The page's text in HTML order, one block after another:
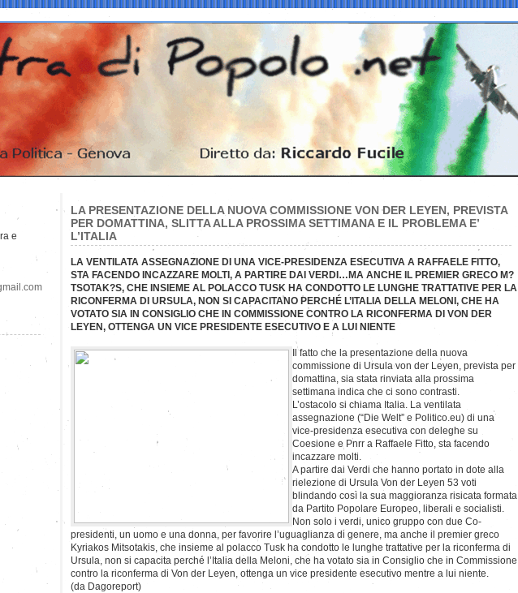
LA PRESENTAZIONE DELLA NUOVA COMMISSIONE VON DER LEYEN, PREVISTA
PER DOMATTINA, SLITTA ALLA PROSSIMA SETTIMANA E IL PROBLEMA E’
L’ITALIA
LA VENTILATA ASSEGNAZIONE DI UNA VICE-PRESIDENZA ESECUTIVA A RAFFAELE FITTO,
STA FACENDO INCAZZARE MOLTI, A PARTIRE DAI VERDI…MA ANCHE IL PREMIER GRECO M?
TSOTAK?S, CHE INSIEME AL POLACCO TUSK HA CONDOTTO LE LUNGHE TRATTATIVE PER LA
RICONFERMA DI URSULA, NON SI CAPACITANO PERCHÉ L’ITALIA DELLA MELONI, CHE HA
VOTATO SIA IN CONSIGLIO CHE IN COMMISSIONE CONTRO LA RICONFERMA DI VON DER
LEYEN, OTTENGA UN VICE PRESIDENTE ESECUTIVO E A LUI NIENTE
Il fatto che la presentazione della nuova
commissione di Ursula von der Leyen, prevista per
domattina, sia stata rinviata alla prossima
settimana indica che ci sono contrasti.
L’ostacolo si chiama Italia. La ventilata
assegnazione (“Die Welt” e Politico.eu) di una
vice-presidenza esecutiva con deleghe su
Coesione e Pnrr a Raffaele Fitto, sta facendo
incazzare molti.
A partire dai Verdi che hanno portato in dote alla
rielezione di Ursula Von der Leyen 53 voti
blindando così la sua maggioranza risicata formata
da Partito Popolare Europeo, liberali e socialisti.
Non solo i verdi, unico gruppo con due Co-
presidenti, un uomo e una donna, per favorire l’uguaglianza di genere, ma anche il premier greco
Kyriakos Mitsotakis, che insieme al polacco Tusk ha condotto le lunghe trattative per la riconferma di
Ursula, non si capacita perché l’Italia della Meloni, che ha votato sia in Consiglio che in Commissione
contro la riconferma di Von der Leyen, ottenga un vice presidente esecutivo mentre a lui niente.
(da Dagoreport)
e